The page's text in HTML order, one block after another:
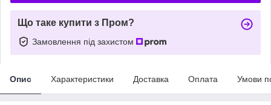
Що таке купити з Пром?
Замовлення під захистом
Опис Характеристики Доставка Оплата Умови